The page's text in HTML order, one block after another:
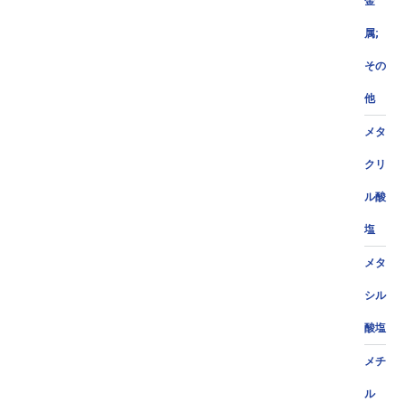
属;
その
他
メタ
クリ
ル酸
塩
メタ
シル
酸塩
メチ
ル